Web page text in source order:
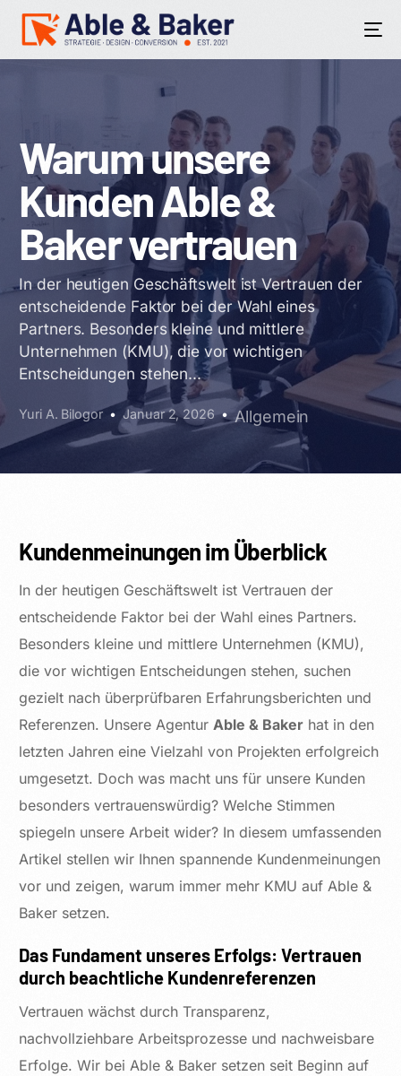
Warum unsere
Kunden Able &
Baker vertrauen
In der heutigen Geschäftswelt ist Vertrauen der
entscheidende Faktor bei der Wahl eines
Partners. Besonders kleine und mittlere
Unternehmen (KMU), die vor wichtigen
Entscheidungen stehen...
Yuri A. Bilogor Januar 2, 2026 Allgemein
Kundenmeinungen im Überblick
In der heutigen Geschäftswelt ist Vertrauen der
entscheidende Faktor bei der Wahl eines Partners.
Besonders kleine und mittlere Unternehmen (KMU),
die vor wichtigen Entscheidungen stehen, suchen
gezielt nach überprüfbaren Erfahrungsberichten und
Referenzen. Unsere AgenturAble & Baker hat in den
letzten Jahren eine Vielzahl von Projekten erfolgreich
umgesetzt. Doch was macht uns für unsere Kunden
besonders vertrauenswürdig? Welche Stimmen
spiegeln unsere Arbeit wider? In diesem umfassenden
Artikel stellen wir Ihnen spannende Kundenmeinungen
vor und zeigen, warum immer mehr KMU auf Able &
Baker setzen.
Das Fundament unseres Erfolgs: Vertrauen
durch beachtliche Kundenreferenzen
Vertrauen wächst durch Transparenz,
nachvollziehbare Arbeitsprozesse und nachweisbare
Erfolge. Wir bei Able & Baker setzen seit Beginn auf